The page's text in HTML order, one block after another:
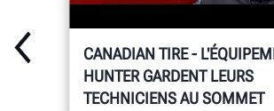
CANADIAN TIRE -
HUNTER GARDENT LEURS
TECHNICIENS AU SOMMET